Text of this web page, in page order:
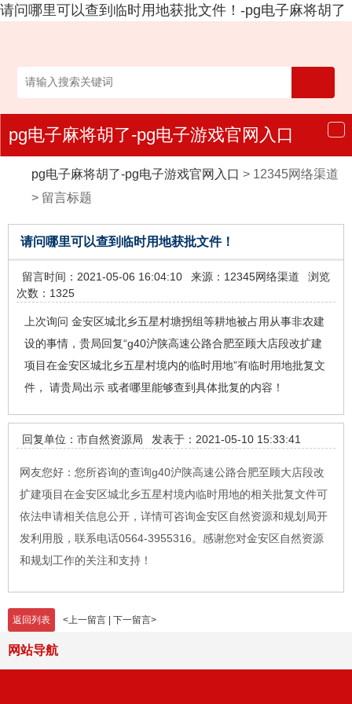
请问哪里可以查到临时用地获批文件！-pg电子麻将胡了
导
航
pg电子麻将胡了-pg电子游戏官网入口
pg电子麻将胡了-pg电子游戏官网入口 > 12345网络渠道
> 留言标题
请问哪里可以查到临时用地获批文件！
留言时间：2021-05-06 16:04:10 来源：12345网络渠道
浏览
次数：1325
上次询问 金安区城北乡五星村塘拐组等耕地被占用从事非农建
设的事情，贵局回复“g40沪陕高速公路合肥至顾大店段改扩建
项目在金安区城北乡五星村境内的临时用地”有临时用地批复文
件， 请贵局出示 或者哪里能够查到具体批复的内容！
回复单位：市自然资源局 发表于：2021-05-10 15:33:41
网友您好：您所咨询的查询g40沪陕高速公路合肥至顾大店段改
扩建项目在金安区城北乡五星村境内临时用地的相关批复文件可
依法申请相关信息公开，详情可咨询金安区自然资源和规划局开
发利用股，联系电话0564-3955316。感谢您对金安区自然资源
和规划工作的关注和支持！
返回列表 <上一留言 下一留言>
网站导航